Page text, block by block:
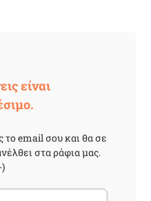
είναι
email σου και θα σε
στα ράφια μας.